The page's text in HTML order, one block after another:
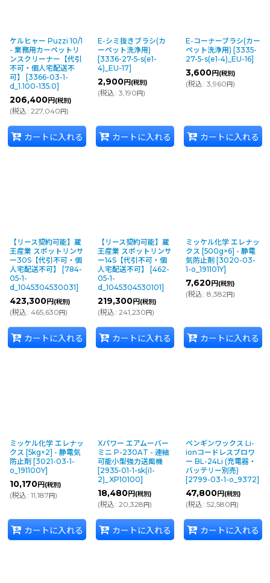
ケルヒャー Puzzi 10/1
- 業務用カーペットリ
ンスクリーナー【代引
不可・個人宅配送不
可】
[3366-03-1-
d_1.100-135.0]
206,400円 (税別)
(税込: 227,040 円)
カートに入れる
E-シミ抜きブラシ(カ
ーペット洗浄用)
[3336-27-5-s(e1-
4)_EU-17]
2,900円 (税別)
(税込: 3,190 円)
カートに入れる
E-コーナーブラシ(カー
ペット洗浄用) [3335-
27-5-s(e1-4)_EU-16]
3,600円 (税別)
(税込: 3,960 円)
カートに入れる
【リース契約可能】蔵
王産業 スポットリンサ
ー30S【代引不可・個
人宅配送不可】
[784-
05-1-
d_1045304530031]
423,300円 (税別)
(税込: 465,630 円)
カートに入れる
【リース契約可能】蔵
王産業 スポットリンサ
ー14S【代引不可・個
人宅配送不可】
[462-
05-1-
d_1045304530101]
219,300円 (税別)
(税込: 241,230 円)
カートに入れる
ミッケル化学 エレナッ
クス [500g×6] - 静電
気防止剤 [3020-03-
1-o_191101Y]
7,620円 (税別)
(税込: 8,382円)
カートに入れる
ミッケル化学 エレナッ
クス [5kg×2] - 静電気
防止剤 [3021-03-1-
o_191100Y]
10,170円 (税別)
(税込: 11,187 円)
カートに入れる
Xパワー エアムーバー
ミニ P-230AT - 連結
可能小型強力送風機
[2935-01-1-sk(i1-
2)_XP10100]
18,480円 (税別)
(税込: 20,328 円)
カートに入れる
ペンギンワックス Li-
ionコードレスブロワ
ー BL-24Li (充電器・
バッテリー別売)
[2799-03-1-o_9372]
47,800円 (税別)
(税込: 52,580 円)
カートに入れる